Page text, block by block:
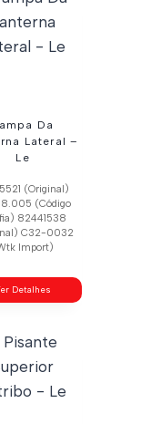
Da
Lateral –
Le
(Original)
(Código
82441538
C32-0032
Import)
Detalhes